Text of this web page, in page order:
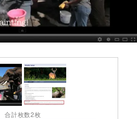
合計枚数2枚